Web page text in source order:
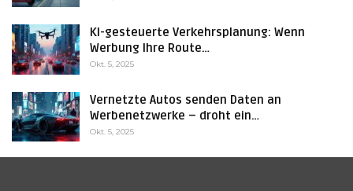
KI-gesteuerte Verkehrsplanung: Wenn
Werbung Ihre Route…
Okt. 5, 2025
Vernetzte Autos senden Daten an
Werbenetzwerke – droht ein…
Okt. 5, 2025